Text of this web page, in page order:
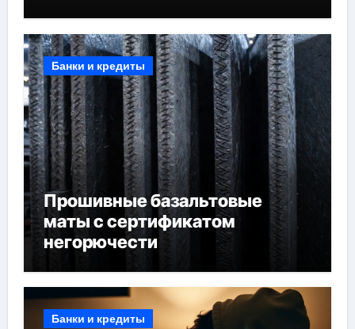
Банки и кредиты
Прошивные базальтовые
маты с сертификатом
негорючести
Банки и кредиты